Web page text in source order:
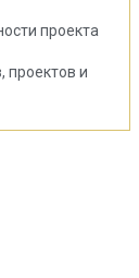
проекта
проектов и